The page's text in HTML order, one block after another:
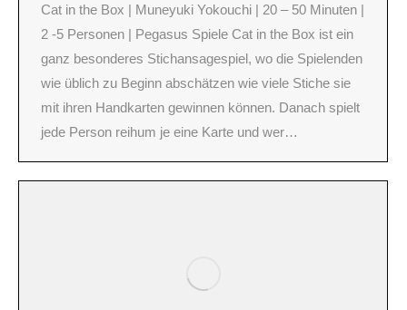
Cat in the Box | Muneyuki Yokouchi | 20 – 50 Minuten |
2 -5 Personen | Pegasus Spiele Cat in the Box ist ein
ganz besonderes Stichansagespiel, wo die Spielenden
wie üblich zu Beginn abschätzen wie viele Stiche sie
mit ihren Handkarten gewinnen können. Danach spielt
jede Person reihum je eine Karte und wer…